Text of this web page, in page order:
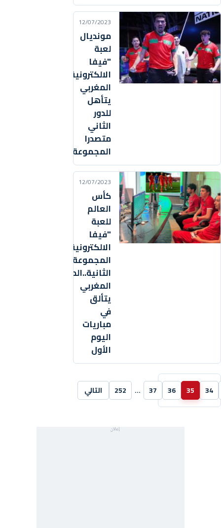
12/07/2023
مونديال
لعبة
"فيفا
الالكترونية"..المنتخب
المغربي
يتأهل
للدور
الثاني
متصدرا
المجموعة
12/07/2023
كأس
العالم
للعبة
"فيفا
الالكترونية"
المجموعة
الثانية..المنتخب
المغربي
يتألق
في
مباريات
اليوم
الأول
34
35
36
37
…
252 التالي